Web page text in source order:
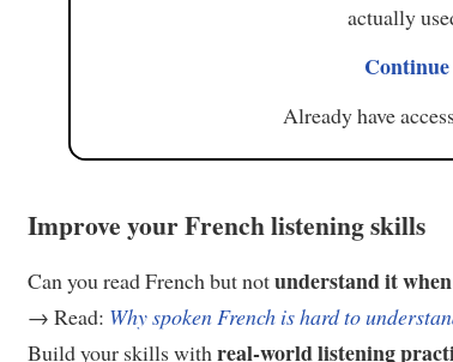
actually
Continue
Already have
Improve your French listening skills
Can you read French but notunderstand it
→ Read: Why spoken French is hard to
Build your skills withreal-world listening